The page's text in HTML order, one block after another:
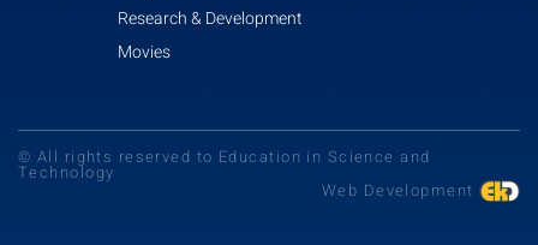
Research & Development
Movies
© All rights reserved to Education in Science and
Technology
Web Development